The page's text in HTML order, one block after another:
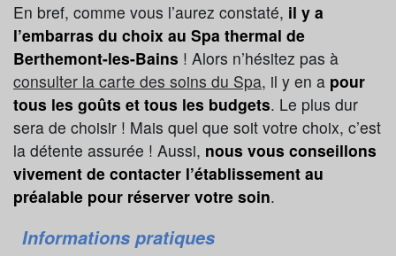
En bref, comme vous l’aurez constaté, il y a
l’embarras du choix au Spa thermal de
Berthemont-les-Bains ! Alors n’hésitez pas à
consulter la carte des soins du Spa, il y en a pour
tous les goûts et tous les budgets. Le plus dur
sera de choisir ! Mais quel que soit votre choix, c’est
la détente assurée ! Aussi, nous vous conseillons
vivement de contacter l’établissement au
préalable pour réserver votre soin.
Informations pratiques